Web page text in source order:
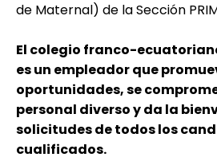
de Maternal) de la Sección
El colegio franco-
es un empleador que
oportunidades, se
personal diverso y da la
solicitudes de todos los
cualificados.